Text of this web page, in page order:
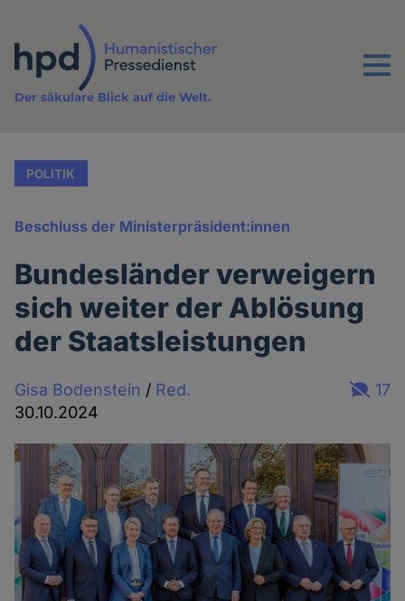
Inhalt
Menu
Der säkulare Blick auf die Welt.
POLITIK
Beschluss der Ministerpräsident:innen
Bundesländer verweigern
sich weiter der Ablösung
der Staatsleistungen
Gisa Bodenstein / Red.
30.10.2024
17